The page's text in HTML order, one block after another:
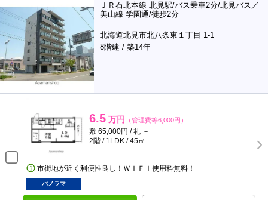
ＪＲ石北本線 北見駅/バス乗車2分/北見バス／
美山線 学園通/徒歩2分
北海道北見市北八条東１丁目 1-1
8階建 / 築14年
6.5 万円 （管理費等6,000円）
敷 65,000円 / 礼 －
2階 / 1LDK / 45㎡
市街地が近く利便性良し！ＷＩＦＩ使用料無料！
パノラマ